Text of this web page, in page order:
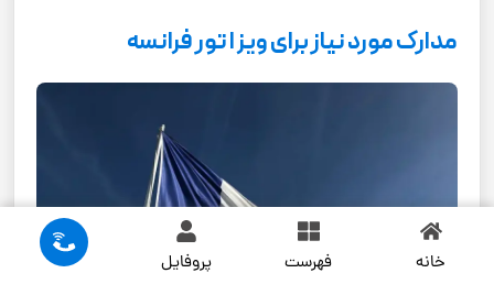
مدارک مورد نیاز برای ویزا تور فرانسه
خانه فهرست پروفایل